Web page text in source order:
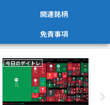
関連銘柄
免責事項
今日のデイトレ